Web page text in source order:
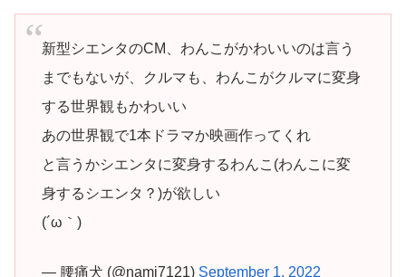
新型シエンタのCM、わんこがかわいいのは言う
までもないが、クルマも、わんこがクルマに変身
する世界観もかわいい
あの世界観で1本ドラマか映画作ってくれ
と言うかシエンタに変身するわんこ(わんこに変
身するシエンタ？)が欲しい
(´ω｀)
— 腰痛犬 (@nami7121) September 1, 2022